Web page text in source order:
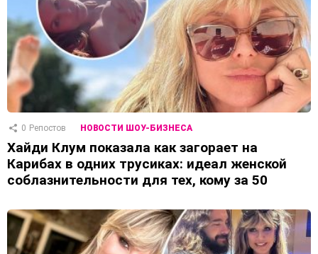
0 Репостов НОВОСТИ ШОУ-БИЗНЕСА
Хайди Клум показала как загорает на
Карибах в одних трусиках: идеал женской
соблазнительности для тех, кому за 50